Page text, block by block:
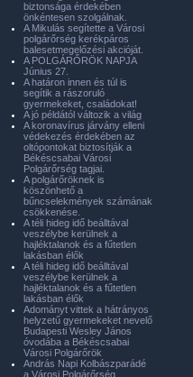
biztonsága érdekében
önkéntesen szolgálnak.
A Mikulás segítette a Városi
polgárőrség kerékpáros
balesetmegelőzési akcióját.
A POLGÁRŐRÖK NAPJA
Június 27.
A határon innen és túl is
segítik a rászoruló
gyermekeket, családokat!
A jó példától változik a világ
A koronavírus járvány elleni
védekezés érdekében az
oltópontokat biztosítják a
Békéscsabai Városi
Polgárőrség tagjai.
A polgárőröknek is
köszönhető a
bűncselekmények számának
csökkenése.
A téli hideg idő beálltával
veszélybe kerülnek a
hajléktalanok és a fűtetlen
lakásban élők
A téli hideg idő beálltával
veszélybe kerülnek a
hajléktalanok és a fűtetlen
lakásban élők
Adományt vittek a hátrányos
helyzetű gyermekeket nevelő
Budapesti Wesley János
óvodába a Békéscsabai
Városi Polgárőrök
András Napi Kolbászparádé
a Városi Polgárőrség